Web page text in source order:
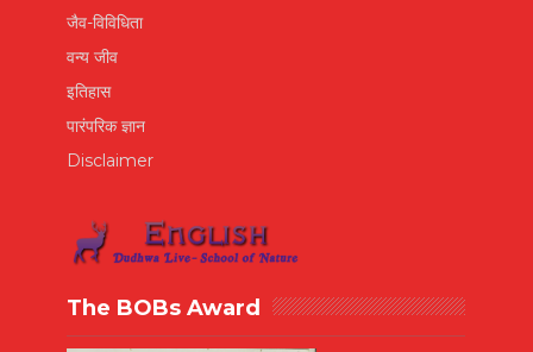
जैव-विविधिता
वन्य जीव
इतिहास
पारंपरिक ज्ञान
Disclaimer
The BOBs Award